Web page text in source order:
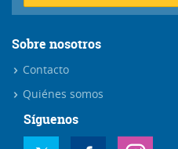
Sobre nosotros
Contacto
Quiénes somos
Síguenos